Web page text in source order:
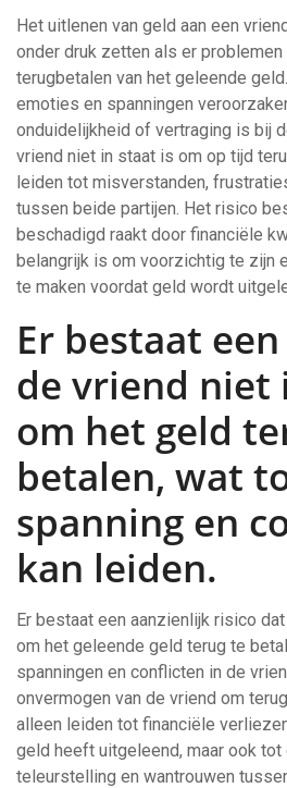
Het uitlenen van geld aan een
onder druk zetten als er
terugbetalen van het geleende
emoties en spanningen
onduidelijkheid of vertraging is bij
vriend niet in staat is om op tijd
leiden tot misverstanden,
tussen beide partijen. Het risico
beschadigd raakt door financiële
belangrijk is om voorzichtig te zijn
te maken voordat geld wordt
Er bestaat
de vriend niet
om het geld
betalen, wat
spanning en
kan leiden.
Er bestaat een aanzienlijk risico
om het geleende geld terug te
spanningen en conflicten in de
onvermogen van de vriend om
alleen leiden tot financiële
geld heeft uitgeleend, maar ook tot
teleurstelling en wantrouwen